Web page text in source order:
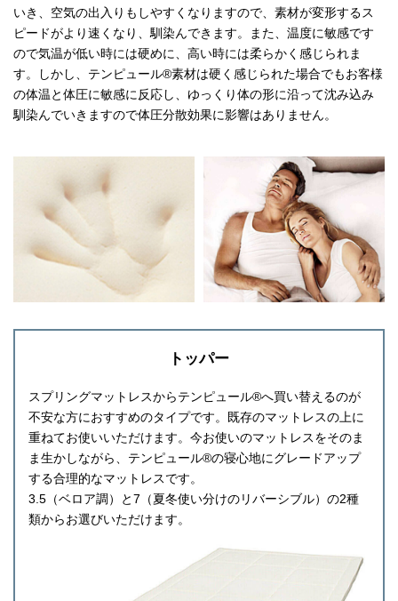
いき、空気の出入りもしやすくなりますので、素材が変形するス
ピードがより速くなり、馴染んできます。また、温度に敏感です
ので気温が低い時には硬めに、高い時には柔らかく感じられま
す。しかし、テンピュール®素材は硬く感じられた場合でもお客様
の体温と体圧に敏感に反応し、ゆっくり体の形に沿って沈み込み
馴染んでいきますので体圧分散効果に影響はありません。
トッパー
スプリングマットレスからテンピュール®へ買い替えるのが
不安な方におすすめのタイプです。既存のマットレスの上に
重ねてお使いいただけます。今お使いのマットレスをそのま
ま生かしながら、テンピュール®の寝心地にグレードアップ
する合理的なマットレスです。
3.5（ベロア調）と7（夏冬使い分けのリバーシブル）の2種
類からお選びいただけます。